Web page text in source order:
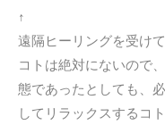
↑
遠隔ヒーリングを受け
コトは絶対にないので
態であったとしても、
してリラックスするコト